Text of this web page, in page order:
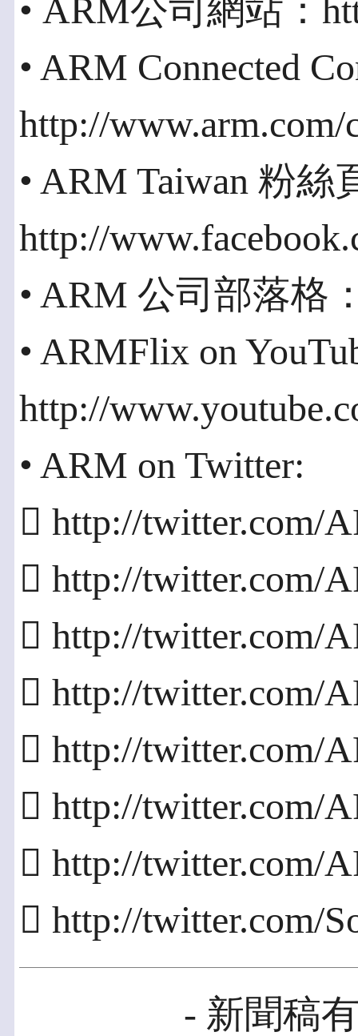
• ARM公司網站：
• ARM Connected
http://www.arm.com/
• ARM Taiwan 粉絲
http://
• ARM 公司部落格
• ARMFlix on
http://
• ARM on Twitter:
 http://twitter.com/
 http://twitter.com/
 http://twitter.com/
 http://twitter.com/
 http://twitter.com/
 http://twitter.com/
 http://twitter.com/
 http://twitter.com/
- 新聞稿